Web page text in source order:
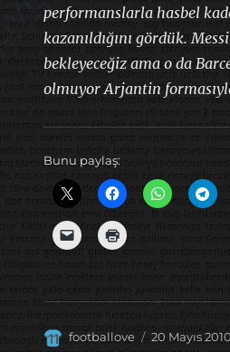
performanslarla hasbel
kazanıldığını gördük.
bekleyeceğiz ama o da
olmuyor Arjantin
Bunu paylaş:
Yazar
footballove
Yayın
20 Mayıs 2010